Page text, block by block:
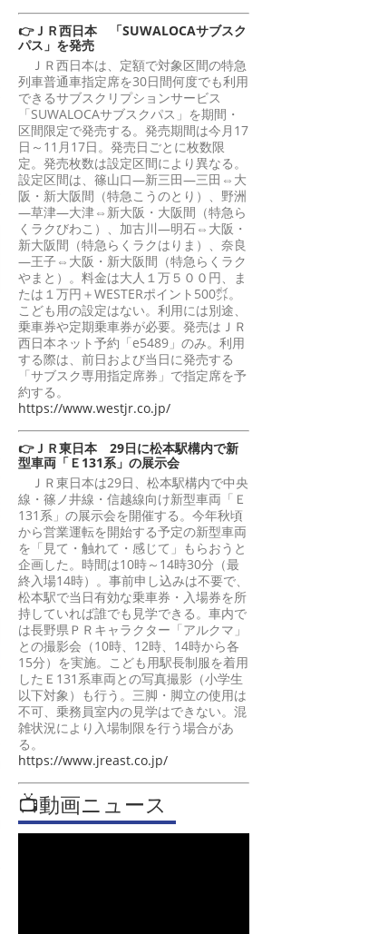
👉ＪＲ西日本 「SUWALOCAサブスク
パス」を発売
ＪＲ西日本は、定額で対象区間の特急
列車普通車指定席を30日間何度でも利用
できるサブスクリプションサービス
「SUWALOCAサブスクパス」を期間・
区間限定で発売する。発売期間は今月17
日～11月17日。発売日ごとに枚数限
定。発売枚数は設定区間により異なる。
設定区間は、篠山口―新三田―三田⇔大
阪・新大阪間（特急こうのとり）、野洲
―草津―大津⇔新大阪・大阪間（特急ら
くラクびわこ）、加古川―明石⇔大阪・
新大阪間（特急らくラクはりま）、奈良
―王子⇔大阪・新大阪間（特急らくラク
やまと）。料金は大人１万５００円、ま
たは１万円＋WESTERポイント500㌽。
こども用の設定はない。利用には別途、
乗車券や定期乗車券が必要。発売はＪＲ
西日本ネット予約「e5489」のみ。利用
する際は、前日および当日に発売する
「サブスク専用指定席券」で指定席を予
約する。
https://www.westjr.co.jp/
👉ＪＲ東日本 29日に松本駅構内で新
型車両「Ｅ131系」の展示会
ＪＲ東日本は29日、松本駅構内で中央
線・篠ノ井線・信越線向け新型車両「Ｅ
131系」の展示会を開催する。今年秋頃
から営業運転を開始する予定の新型車両
を「見て・触れて・感じて」もらおうと
企画した。時間は10時～14時30分（最
終入場14時）。事前申し込みは不要で、
松本駅で当日有効な乗車券・入場券を所
持していれば誰でも見学できる。車内で
は長野県ＰＲキャラクター「アルクマ」
との撮影会（10時、12時、14時から各
15分）を実施。こども用駅長制服を着用
したＥ131系車両との写真撮影（小学生
以下対象）も行う。三脚・脚立の使用は
不可、乗務員室内の見学はできない。混
雑状況により入場制限を行う場合があ
る。
https://www.jreast.co.jp/
📺動画ニュース